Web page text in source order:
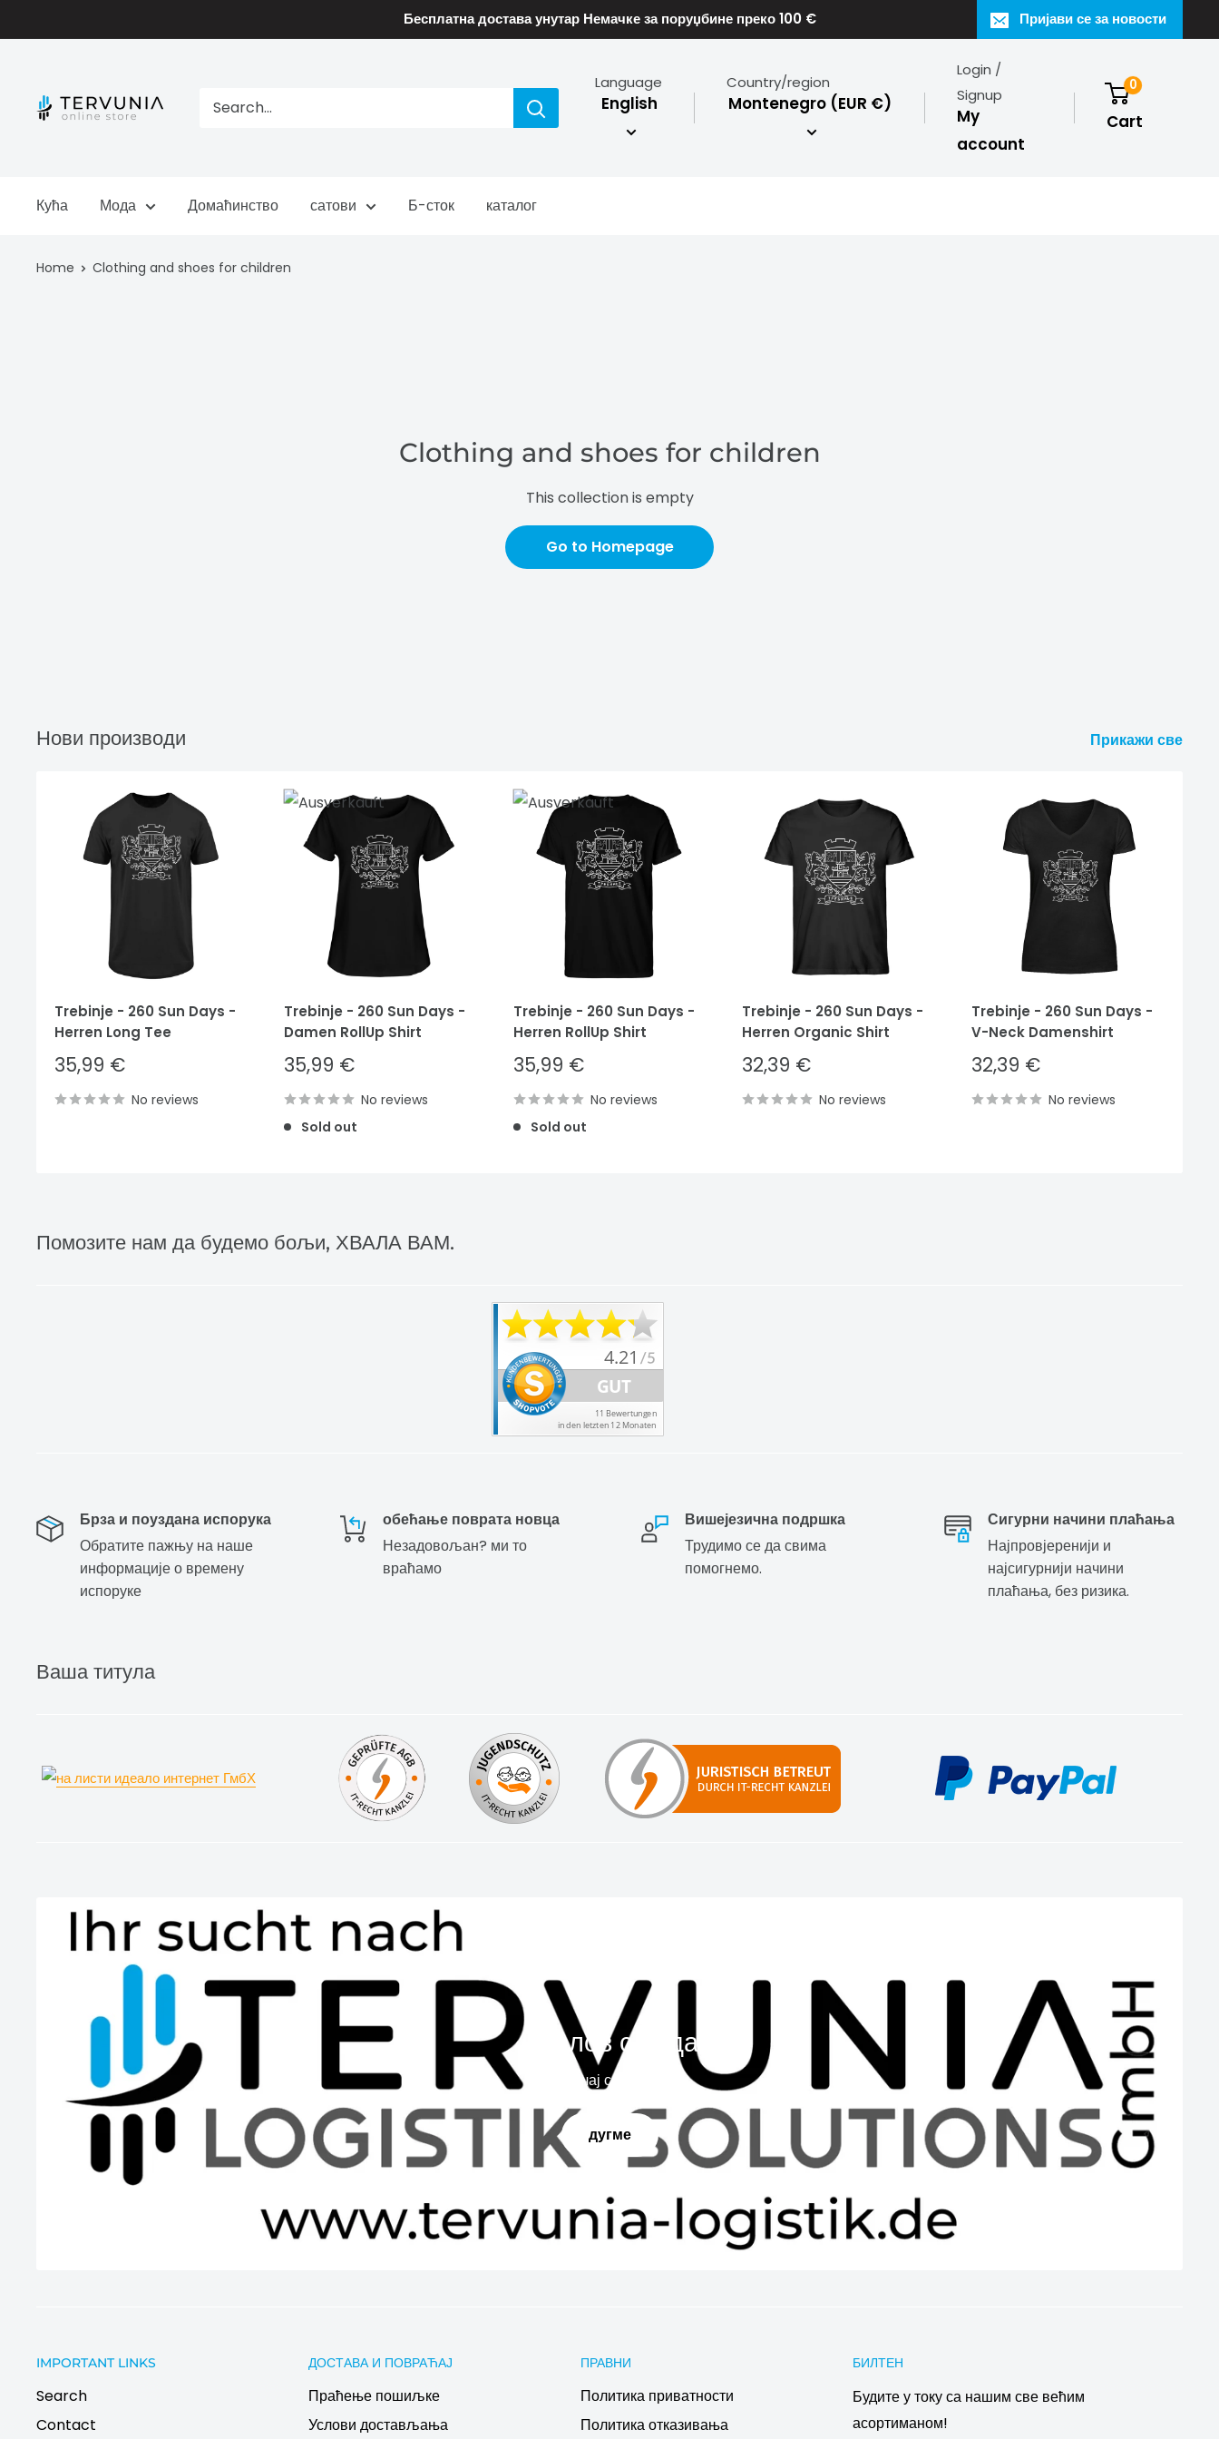
to
Бесплатна достава унутар Немачке за поруџбине преко 100 € Пријави се за новости
TERVUNIA
Language
English
Country/region
Montenegro (EUR €)
Login /
Signup
My
account
0
Cart
Кућа Мода Домаћинство сатови Б-сток каталог
Home Clothing and shoes for children
Clothing and shoes for children
This collection is empty
Go to Homepage
Нови производи Прикажи све
Trebinje - 260 Sun Days -
Herren Long Tee
Sale
price
35,99 €
No reviews
Trebinje - 260 Sun Days -
Damen RollUp Shirt
Sale
price
35,99 €
No reviews
Sold out
Trebinje - 260 Sun Days -
Herren RollUp Shirt
Sale
price
35,99 €
No reviews
Sold out
Trebinje - 260 Sun Days -
Herren Organic Shirt
Sale
price
32,39 €
No reviews
Trebinje - 260 Sun Days -
V-Neck Damenshirt
Sale
price
32,39 €
No reviews
Помозите нам да будемо бољи, ХВАЛА ВАМ.
Брза и поуздана испорука
Обратите пажњу на наше
информације о времену
испоруке
обећање поврата новца
Незадовољан? ми то
враћамо
Вишејезична подршка
Трудимо се да свима
помогнемо.
Сигурни начини плаћања
Најпровјеренији и
најсигурнији начини
плаћања, без ризика.
Ваша титула
Наслов слајда
Испричај своју причу
дугме
IMPORTANT LINKS
Search
Contact
ДОСТАВА И ПОВРАЋАЈ
Праћење пошиљке
Услови достављања
ПРАВНИ
Политика приватности
Политика отказивања
БИЛТЕН
Будите у току са нашим све већим
асортиманом!